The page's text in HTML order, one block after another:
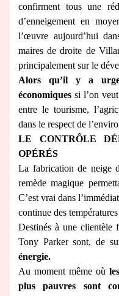
confirment tous une
d’enneigement en
l’œuvre aujourd’hui
maires de droite de
principalement sur le
Alors qu’il y a
économiques si l’on
entre le tourisme,
dans le respect de
LE CONTRÔLE
OPÉRÉS
La fabrication de neige
remède magique
C’est vrai dans
continue des
Destinés à une clientèle
Tony Parker sont, de
énergie.
Au moment même où
plus pauvres sont